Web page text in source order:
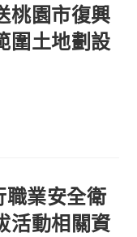
桃園市復興
圍土地劃設
業安全衛
活動相關資